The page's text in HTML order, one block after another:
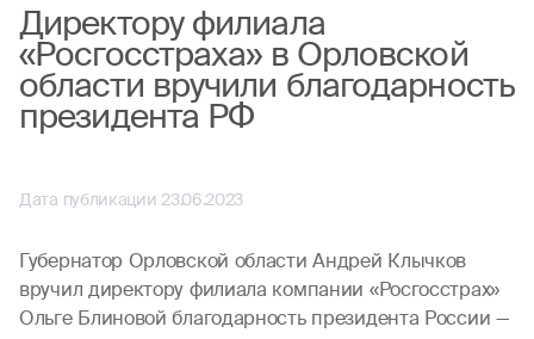
Директору филиала
«Росгосстраха» в Орловской
области вручили благодарность
президента РФ
Дата публикации 23.06.2023
Губернатор Орловской области Андрей Клычков
вручил директору филиала компании «Росгосстрах»
Ольге Блиновой благодарность президента России —